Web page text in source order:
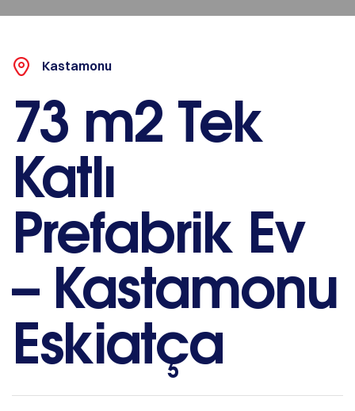
Kastamonu
73 m2 Tek
Katlı
Prefabrik Ev
– Kastamonu
Eskiatça